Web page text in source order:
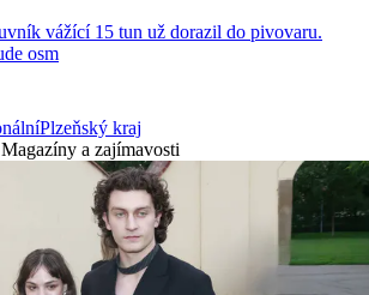
vážící 15 tun už dorazil do pivovaru.
osm
Plzeňský kraj
Magazíny a zajímavosti